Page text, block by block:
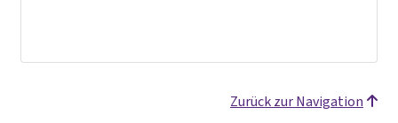
Zurück zur Navigation